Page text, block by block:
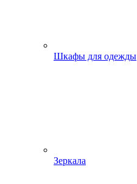
Шкафы для одежды
Зеркала